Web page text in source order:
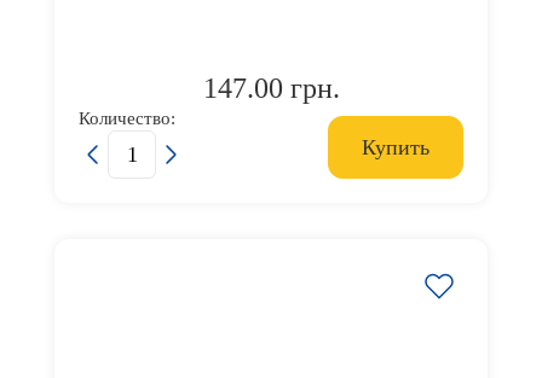
147.00 грн.
Количество:
Купить